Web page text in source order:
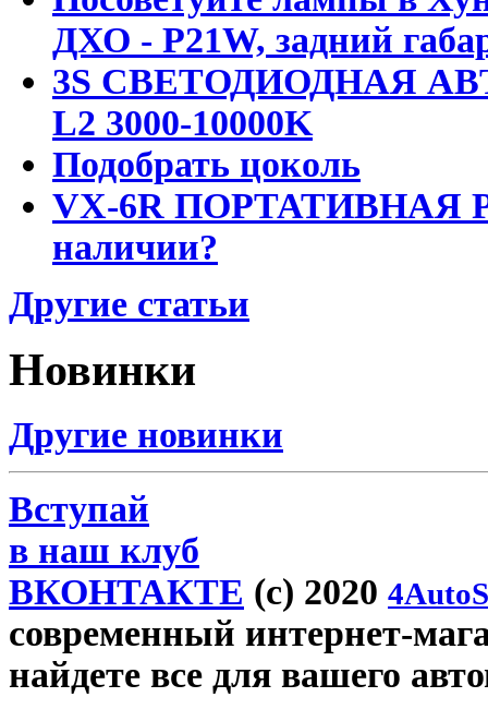
ДХО - P21W, задний
3S СВЕТОДИОДНАЯ
L2 3000-10000K
Подобрать цоколь
VX-6R ПОРТАТИВНАЯ
наличии?
Другие статьи
Новинки
Другие новинки
Вступай
в наш клуб
ВКОНТАКТЕ (c) 2020
современный интернет-
найдете все для вашего